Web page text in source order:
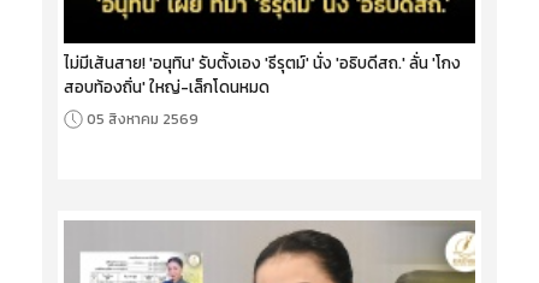
ไม่มีเส้นสาย! 'อนุทิน' รับตั้งเอง 'ธีรุตม์' นั่ง 'อธิบดีสถ.' ลั่น 'โกง
สอบท้องถิ่น' ใหญ่-เล็กโดนหมด
05 สิงหาคม 2569